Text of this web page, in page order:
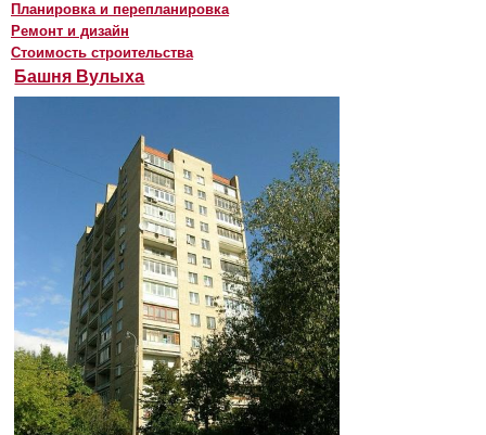
Планировка и перепланировка
Ремонт и дизайн
Стоимость строительства
Башня Вулыха